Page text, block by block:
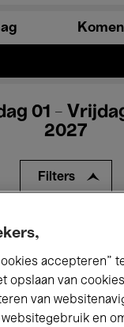
01 -
2027
Filters
Films
Lezingen &
accepteren”
opslaan van
van
websitegebruik en